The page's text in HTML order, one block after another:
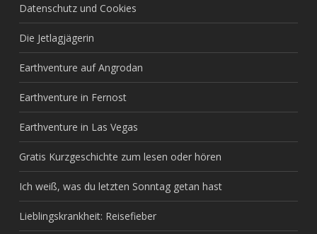
Datenschutz und Cookies
Die Jetlagjägerin
Earthventure auf Angrodan
Earthventure in Fernost
Earthventure in Las Vegas
Gratis Kurzgeschichte zum lesen oder hören
Ich weiß, was du letzten Sonntag getan hast
Lieblingskrankheit: Reisefieber